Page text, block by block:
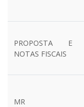
PROPOSTA E
NOTAS FISCAIS
MR